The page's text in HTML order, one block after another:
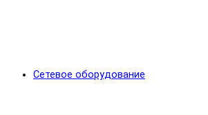
Сетевое оборудование